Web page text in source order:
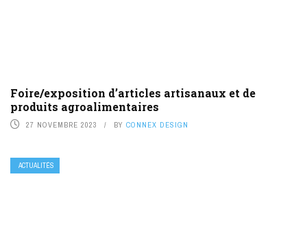
Foire/exposition d’articles artisanaux et de
produits agroalimentaires
27 NOVEMBRE 2023 BY CONNEX DESIGN
ACTUALITÉS